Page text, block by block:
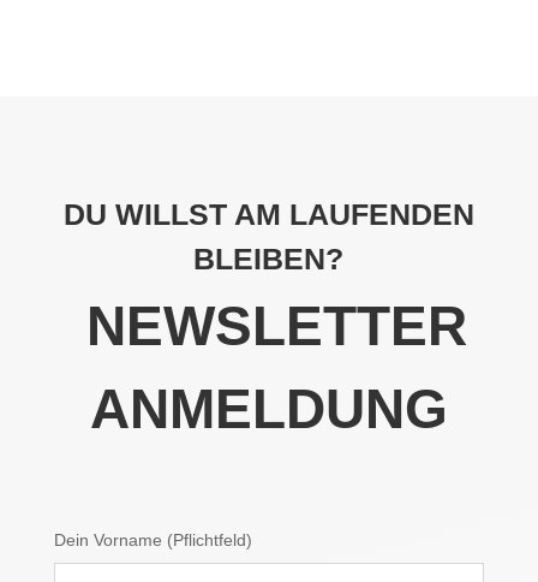
DU WILLST AM LAUFENDEN
BLEIBEN?
NEWSLETTER
ANMELDUNG
Dein Vorname (Pflichtfeld)